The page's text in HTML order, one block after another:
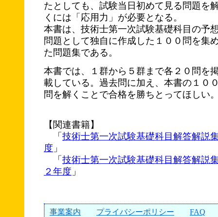
たとしても、試験当日初めて見る問題を
くには「応用力」が必要となる。
本書は、技術士第一次試験基礎科目の予
問題として独自に作成した１００問を集
た問題集である。
本書では、１群から５群まで各２０問を
載している。過去問に加え、本書の１０
問を解くことで合格を勝ちとってほしい
【関連書籍】
「 技術士第一次試験基礎科目解答解説
度 」
「 技術士第一次試験基礎科目解答解説
２年度 」
事業案内 プライバシーポリシー
FAQ